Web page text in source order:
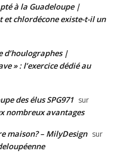
à la Guadeloupe |
et chlordécone existe-t-il un
d’houlographes |
» : l’exercice dédié au
des élus SPG971 sur
nombreux avantages
maison? – MilyDesign sur